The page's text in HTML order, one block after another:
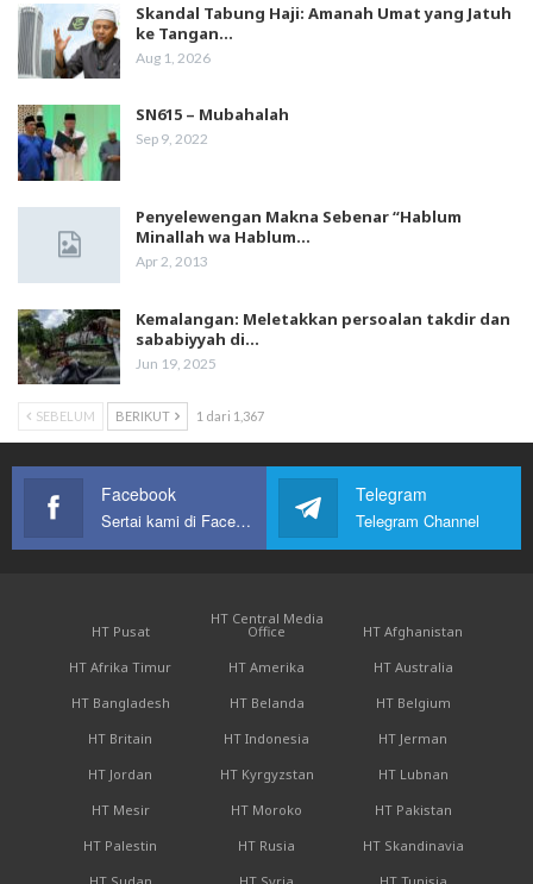
Skandal Tabung Haji: Amanah Umat yang Jatuh
ke Tangan…
Aug 1, 2026
SN615 – Mubahalah
Sep 9, 2022
Penyelewengan Makna Sebenar “Hablum
Minallah wa Hablum…
Apr 2, 2013
Kemalangan: Meletakkan persoalan takdir dan
sababiyyah di…
Jun 19, 2025
SEBELUM BERIKUT 1 dari 1,367
Facebook
Sertai kami di Facebook
Telegram
Telegram Channel
HT Pusat
HT Central Media
Office
HT Afghanistan
HT Afrika Timur
HT Amerika
HT Australia
HT Bangladesh
HT Belanda
HT Belgium
HT Britain
HT Indonesia
HT Jerman
HT Jordan
HT Kyrgyzstan
HT Lubnan
HT Mesir
HT Moroko
HT Pakistan
HT Palestin
HT Rusia
HT Skandinavia